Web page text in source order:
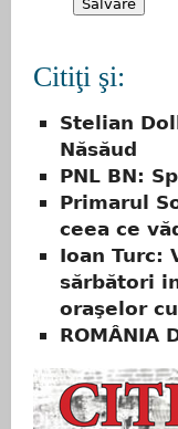
Citiţi şi:
Stelian
Năsăud
PNL BN:
Primarul
ceea ce
Ioan Turc:
sărbători
oraşelor
ROMÂNIA